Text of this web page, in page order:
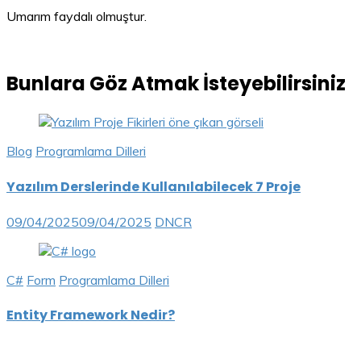
Umarım faydalı olmuştur.
Bunlara Göz Atmak İsteyebilirsiniz
Blog Programlama Dilleri
Yazılım Derslerinde Kullanılabilecek 7 Proje
09/04/202509/04/2025 DNCR
C# Form Programlama Dilleri
Entity Framework Nedir?